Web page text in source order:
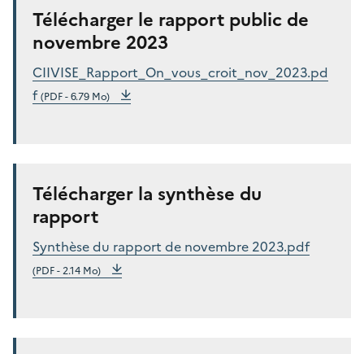
Télécharger le rapport public de
novembre 2023
CIIVISE_Rapport_On_vous_croit_nov_2023.pd
f(PDF - 6.79 Mo)
Télécharger la synthèse du
rapport
Synthèse du rapport de novembre 2023.pdf
(PDF - 2.14 Mo)